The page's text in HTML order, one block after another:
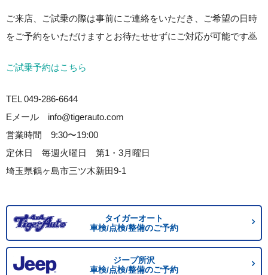
ご来店、ご試乗の際は事前にご連絡をいただき、ご希望の日時
をご予約をいただけますとお待たせせずにご対応が可能です🙇
ご試乗予約はこちら
TEL 049-286-6644
Eメール info@tigerauto.com
営業時間 9:30〜19:00
定休日 毎週火曜日 第1・3月曜日
埼玉県鶴ヶ島市三ツ木新田9-1
タイガーオート
車検/点検/整備のご予約
ジープ所沢
車検/点検/整備のご予約